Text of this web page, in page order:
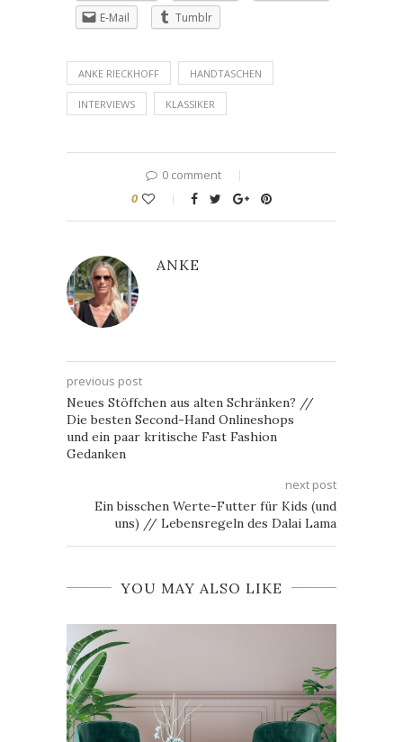
E-Mail
Tumblr
ANKE RIECKHOFF HANDTASCHEN
INTERVIEWS KLASSIKER
0 comment
0
ANKE
previous post
Neues Stöffchen aus alten Schränken? //
Die besten Second-Hand Onlineshops
und ein paar kritische Fast Fashion
Gedanken
next post
Ein bisschen Werte-Futter für Kids (und
uns) // Lebensregeln des Dalai Lama
YOU MAY ALSO LIKE